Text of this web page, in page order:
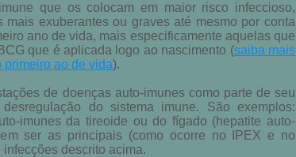
que os colocam em maior risco infeccioso,
mais exuberantes ou graves até mesmo por conta
ano de vida, mais especificamente aquelas que
que é aplicada logo ao nascimento (saiba mais
ao de vida).
de doenças auto-imunes como parte de seu
do sistema imune. São exemplos:
imunes da tireoide ou do fígado (hepatite auto-
ser as principais (como ocorre no IPEX e no
descrito acima.